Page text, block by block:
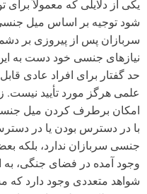
یکی از دلایلی که معمولاً
شود توجیه بر اساس میل
سربازان پس از پیروزی بر
نیازهای جنسی خود دست به
حد گفتار برای افراد عادی
علمی هرگز مورد تأیید نیست.
امکان برطرف کردن میل
با در دسترس بودن یا در
جنسی سربازان ندارد، بلکه
وجود آمده در فضای جنگی،
شواهد متعددی وجود دارد